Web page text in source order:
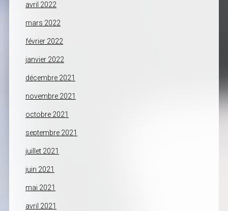
avril 2022
mars 2022
février 2022
janvier 2022
décembre 2021
novembre 2021
octobre 2021
septembre 2021
juillet 2021
juin 2021
mai 2021
avril 2021